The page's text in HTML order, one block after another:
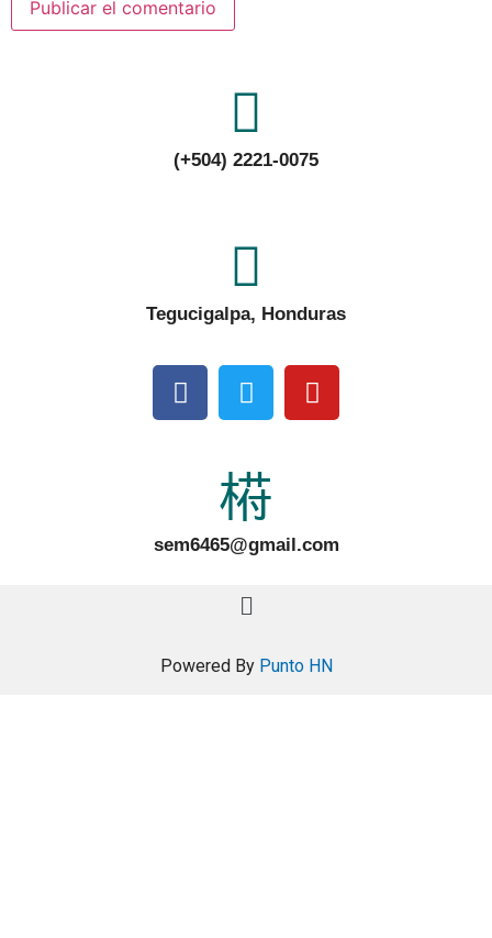
(+504) 2221-0075
Tegucigalpa, Honduras
sem6465@gmail.com
Powered By Punto HN